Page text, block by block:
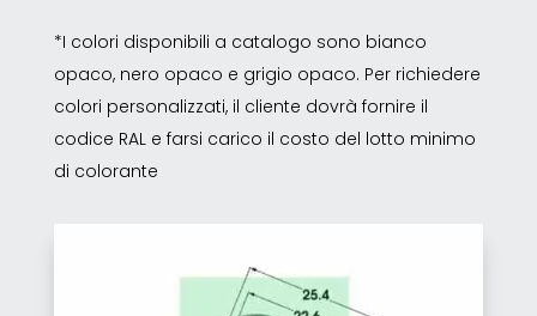
*I colori disponibili a catalogo sono bianco
opaco, nero opaco e grigio opaco. Per richiedere
colori personalizzati, il cliente dovrà fornire il
codice RAL e farsi carico il costo del lotto minimo
di colorante